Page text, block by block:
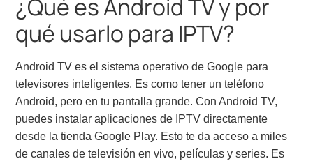
¿Qué es Android TV y por
qué usarlo para IPTV?
Android TV es el sistema operativo de Google para
televisores inteligentes. Es como tener un teléfono
Android, pero en tu pantalla grande. Con Android TV,
puedes instalar aplicaciones de IPTV directamente
desde la tienda Google Play. Esto te da acceso a miles
de canales de televisión en vivo, películas y series. Es